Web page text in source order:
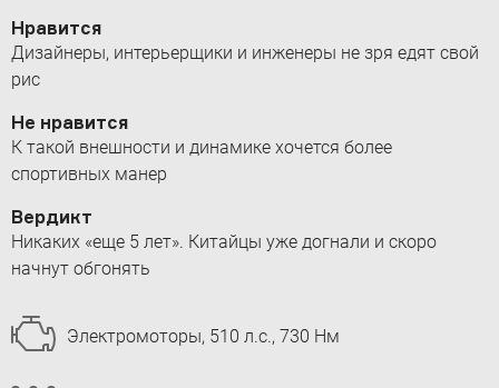
Нравится
Дизайнеры, интерьерщики и инженеры не зря едят свой
рис
Не нравится
К такой внешности и динамике хочется более
спортивных манер
Вердикт
Никаких «еще 5 лет». Китайцы уже догнали и скоро
начнут обгонять
Электромоторы, 510 л.с., 730 Нм